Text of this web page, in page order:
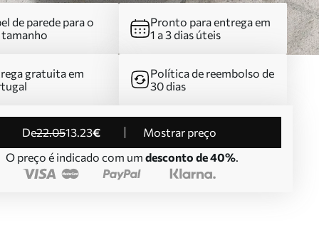
de parede para o
tamanho
Pronto para entrega em
1 a 3 dias úteis
gratuita em
Política de reembolso de
30 dias
de22.0513.23€
Mostrar preço
O preço é indicado com um desconto de 40%.